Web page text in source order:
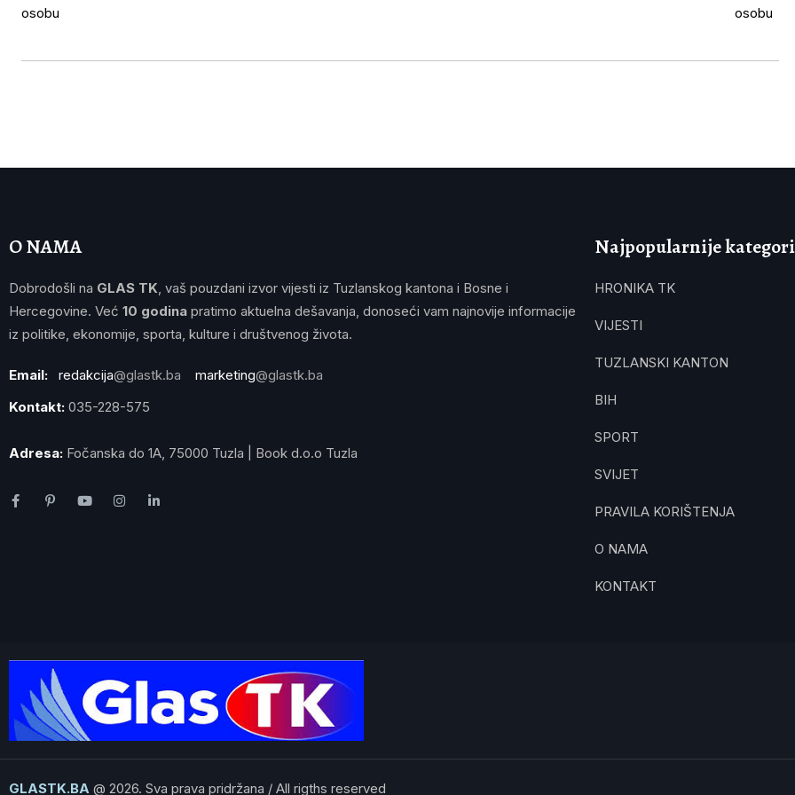
O NAMA
Dobrodošli na GLAS TK, vaš pouzdani izvor vijesti iz Tuzlanskog kantona i Bosne i
Hercegovine. Već 10 godina pratimo aktuelna dešavanja, donoseći vam najnovije informacije
iz politike, ekonomije, sporta, kulture i društvenog života.
Email: redakcija@glastk.ba marketing@glastk.ba
Kontakt: 035-228-575
Adresa: Fočanska do 1A, 75000 Tuzla | Book d.o.o Tuzla
Najpopularnije
HRONIKA TK
VIJESTI
TUZLANSKI KANTON
BIH
SPORT
SVIJET
PRAVILA KORIŠTENJA
O NAMA
KONTAKT
GLASTK.BA @ 2026. Sva prava pridržana / All rigths reserved